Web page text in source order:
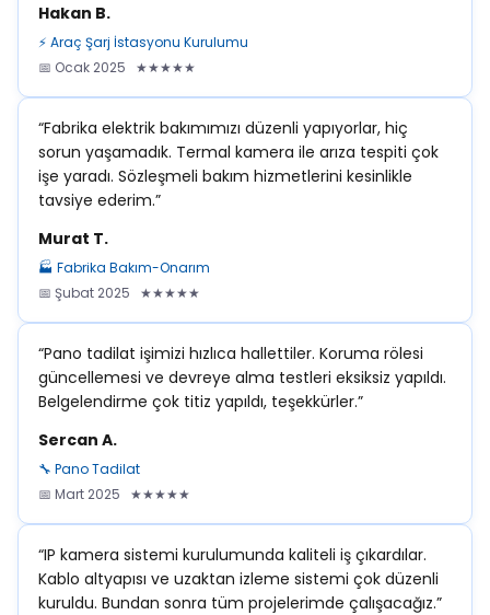
Hakan B.
⚡ Araç Şarj İstasyonu Kurulumu
📅 Ocak 2025 ★★★★★
“Fabrika elektrik bakımımızı düzenli yapıyorlar, hiç
sorun yaşamadık. Termal kamera ile arıza tespiti çok
işe yaradı. Sözleşmeli bakım hizmetlerini kesinlikle
tavsiye ederim.”
Murat T.
🏭 Fabrika Bakım-Onarım
📅 Şubat 2025 ★★★★★
“Pano tadilat işimizi hızlıca hallettiler. Koruma rölesi
güncellemesi ve devreye alma testleri eksiksiz yapıldı.
Belgelendirme çok titiz yapıldı, teşekkürler.”
Sercan A.
🔧 Pano Tadilat
📅 Mart 2025 ★★★★★
“IP kamera sistemi kurulumunda kaliteli iş çıkardılar.
Kablo altyapısı ve uzaktan izleme sistemi çok düzenli
kuruldu. Bundan sonra tüm projelerimde çalışacağız.”